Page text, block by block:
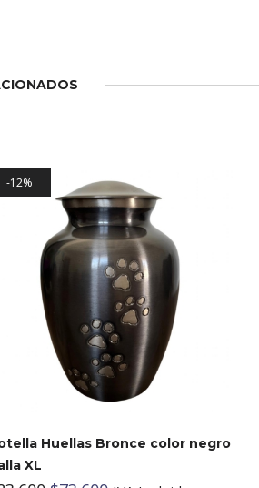
12%
Huellas Bronce color negro
XL